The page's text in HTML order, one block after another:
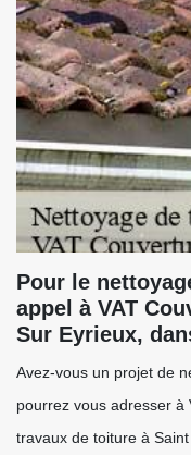
Pour le
appel à VAT
Sur Eyrieux,
Avez-vous un projet de
pourrez vous adresser à
travaux de toiture à